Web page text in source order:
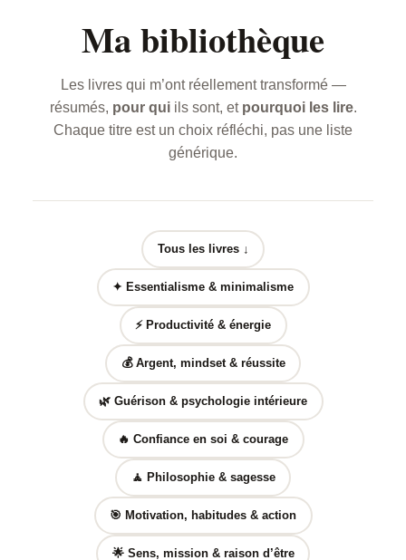
Ma bibliothèque
Les livres qui m’ont réellement transformé —
résumés, pour quiils sont, et pourquoi les lire.
Chaque titre est un choix réfléchi, pas une liste
générique.
Tous les livres ↓
✦ Essentialisme & minimalisme
⚡ Productivité & énergie
💰 Argent, mindset & réussite
🌿 Guérison & psychologie intérieure
🔥 Confiance en soi & courage
🧘 Philosophie & sagesse
🎯 Motivation, habitudes & action
🌟 Sens, mission & raison d’être